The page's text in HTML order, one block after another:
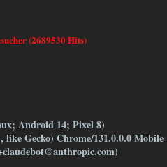
(2689530 Hits)
Android 14; Pixel 8)
Gecko) Chrome/131.0.0.0 Mobile